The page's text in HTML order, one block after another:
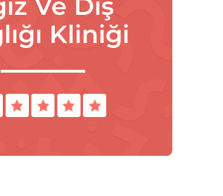
Ve Diş
Kliniği